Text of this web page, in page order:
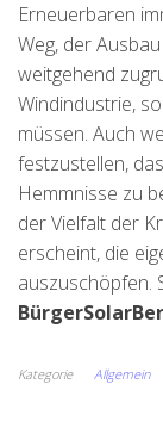
Erneuerbaren
Weg, der
weitgehend
Windindustrie,
müssen. Auch
festzustellen,
Hemmnisse zu
der Vielfalt der
erscheint, die
auszuschöpfen.
Kategorie Allgemein